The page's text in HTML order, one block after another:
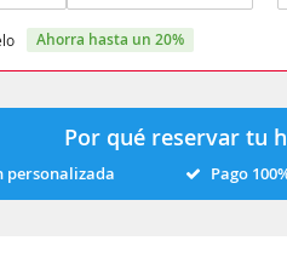
ahorra hasta un 20%
Por qué reservar tu
personalizada Pago